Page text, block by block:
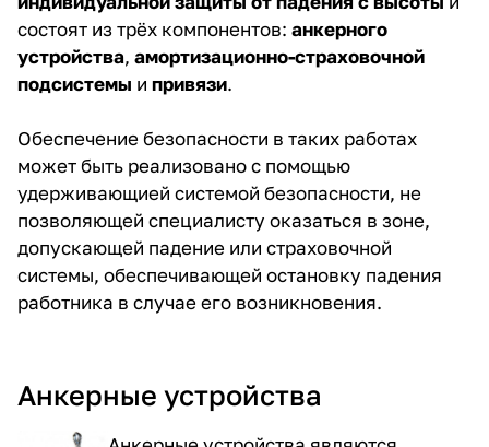
состоят из трёх компонентов: анкерного
устройства, амортизационно-страховочной
подсистемы и привязи.
Обеспечение безопасности в таких работах
может быть реализовано с помощью
удерживающией системой безопасности, не
позволяющей специалисту оказаться в зоне,
допускающей падение или страховочной
системы, обеспечивающей остановку падения
работника в случае его возникновения.
Анкерные устройства